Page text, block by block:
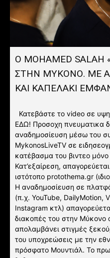
Ο MOHAMED
ΣΤΗΝ ΜΥΚΟΝΟ. ΜΕ
ΚΑΙ ΚΑΠΕΛΑΚΙ
Κατεβάστε το video σε
ΕΔΩ! Προσοχη πνευματικα
αναδημοσίευση μέσω του
MykonosLiveTV σε
κατέβασμα του βιντεο
Κατ’εξαίρεση,
ιστότοπο protothema.gr
Η αναδημοσίευση σε
(π.χ. YouTube, DailyMotion,
Instagram κτλ)
διακοπές του στην Μύκονο
απολαμβάνει στιγμές
του υποχρεώσεις με την
πρόσφατο Μουντιάλ. To